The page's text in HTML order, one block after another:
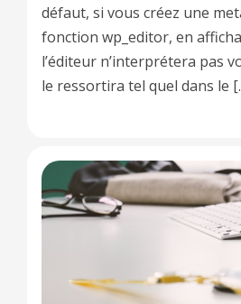
défaut, si vous créez une
fonction wp_editor, en
l’éditeur n’interprétera pas
le ressortira tel quel dans le